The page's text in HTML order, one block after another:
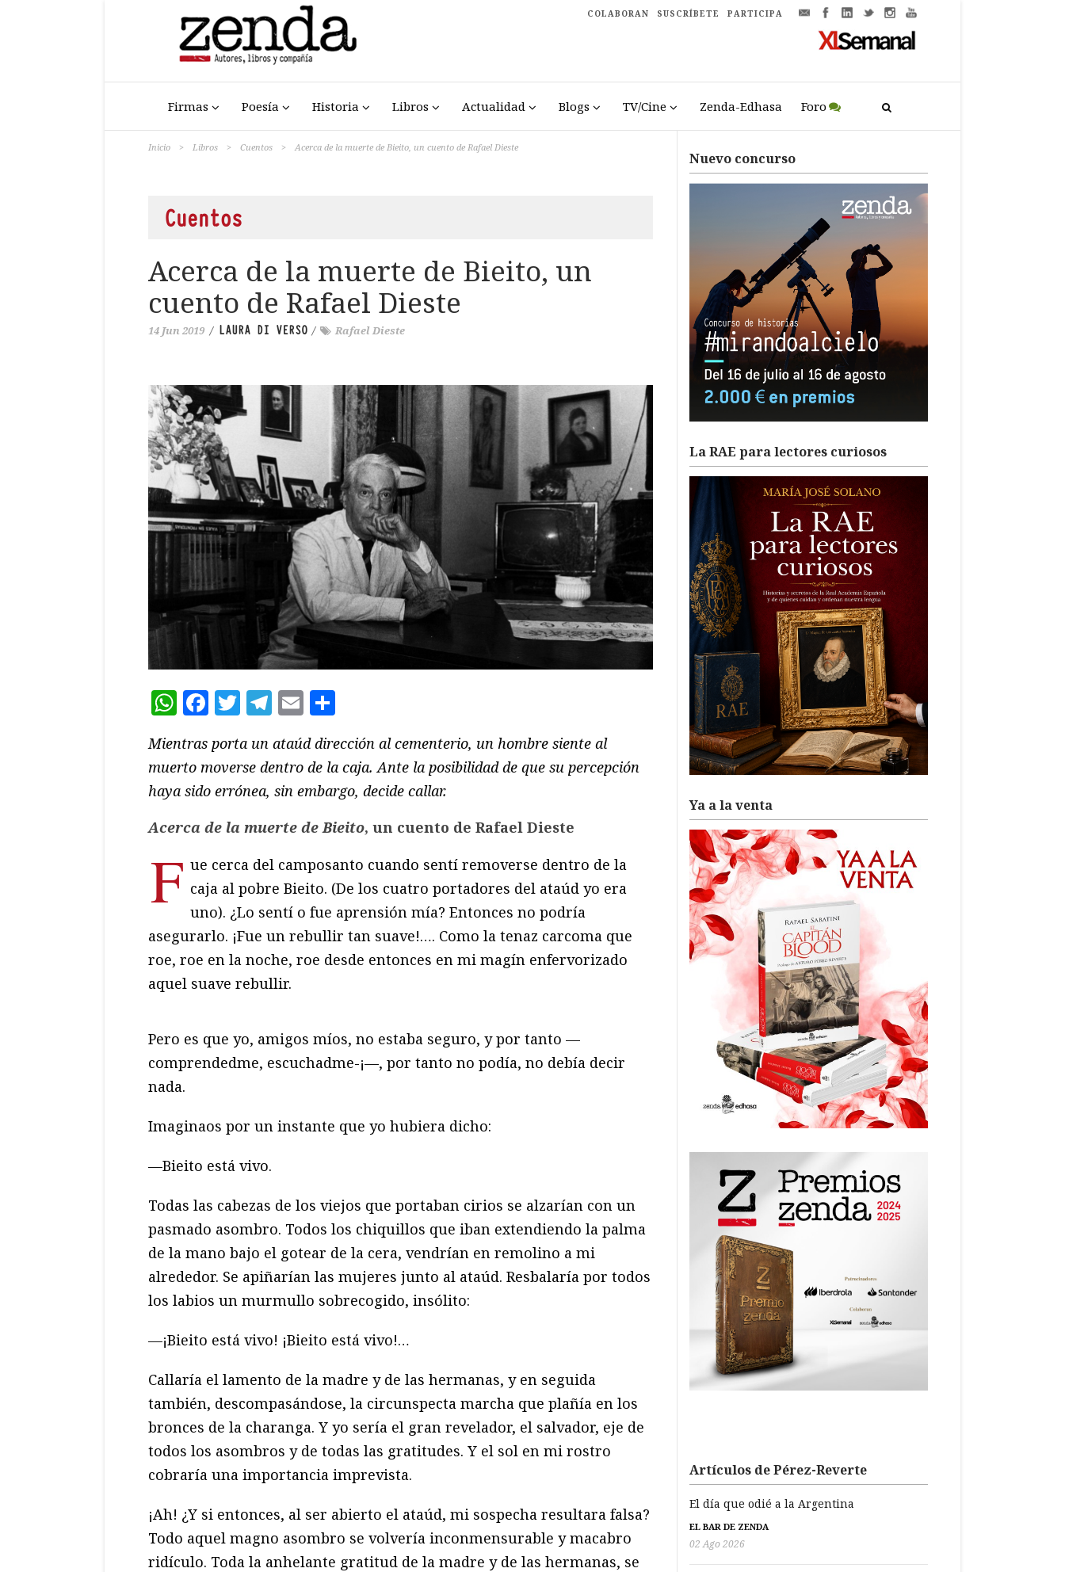
COLABORAN SUSCRÍBETE PARTICIPA
Firmas Poesía Historia Libros Actualidad Blogs TV/Cine Zenda-Edhasa Foro
Inicio > Libros > Cuentos > Acerca de la muerte de Bieito, un cuento de Rafael Dieste
Cuentos
Acerca de la muerte de Bieito, un
cuento de Rafael Dieste
14 Jun 2019 / LAURA DI VERSO / Rafael Dieste
WhatsApp
Facebook
Twitter
Telegram
Email
Mientras porta un ataúd dirección al cementerio, un hombre siente al
muerto moverse dentro de la caja. Ante la posibilidad de que su percepción
haya sido errónea, sin embargo, decide callar.
Acerca de la muerte de Bieito, un cuento de Rafael Dieste
F ue cerca del camposanto cuando sentí removerse dentro de la
caja al pobre Bieito. (De los cuatro portadores del ataúd yo era
uno). ¿Lo sentí o fue aprensión mía? Entonces no podría
asegurarlo. ¡Fue un rebullir tan suave!…. Como la tenaz carcoma que
roe, roe en la noche, roe desde entonces en mi magín enfervorizado
aquel suave rebullir.
Pero es que yo, amigos míos, no estaba seguro, y por tanto —
comprendedme, escuchadme-¡—, por tanto no podía, no debía decir
nada.
Imaginaos por un instante que yo hubiera dicho:
—Bieito está vivo.
Todas las cabezas de los viejos que portaban cirios se alzarían con un
pasmado asombro. Todos los chiquillos que iban extendiendo la palma
de la mano bajo el gotear de la cera, vendrían en remolino a mi
alrededor. Se apiñarían las mujeres junto al ataúd. Resbalaría por todos
los labios un murmullo sobrecogido, insólito:
—¡Bieito está vivo! ¡Bieito está vivo!…
Callaría el lamento de la madre y de las hermanas, y en seguida
también, descompasándose, la circunspecta marcha que plañía en los
bronces de la charanga. Y yo sería el gran revelador, el salvador, eje de
todos los asombros y de todas las gratitudes. Y el sol en mi rostro
cobraría una importancia imprevista.
¡Ah! ¿Y si entonces, al ser abierto el ataúd, mi sospecha resultara falsa?
Todo aquel magno asombro se volvería inconmensurable y macabro
ridículo. Toda la anhelante gratitud de la madre y de las hermanas, se
Nuevo concurso
La RAE para lectores curiosos
Ya a la venta
Artículos de Pérez-Reverte
El día que odié a la Argentina
EL BAR DE ZENDA
02 Ago 2026